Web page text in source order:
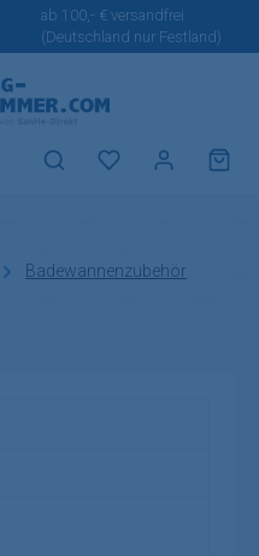
ab 100,- € versandfrei
(Deutschland nur Festland)
Du hast 0
Badewannenzubehör